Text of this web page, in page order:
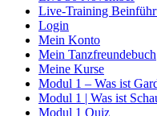
Live-Training
Login
Mein Konto
Mein Tanzfreundebuch
Meine Kurse
Modul 1 – Was ist
Modul 1 | Was ist
Modul 1 Quiz